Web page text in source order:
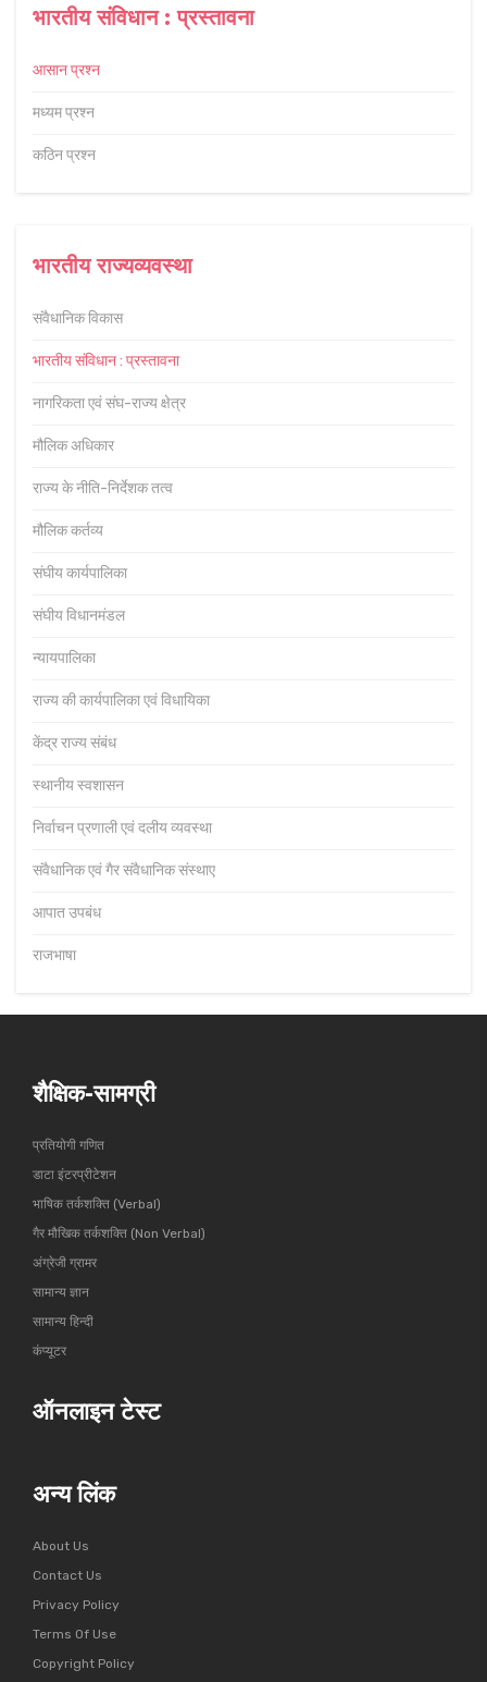
भारतीय संविधान : प्रस्तावना
आसान प्रश्न
मध्यम प्रश्न
कठिन प्रश्न
भारतीय राज्यव्यवस्था
संवैधानिक विकास
भारतीय संविधान : प्रस्तावना
नागरिकता एवं संघ-राज्य क्षेत्र
मौलिक अधिकार
राज्य के नीति-निर्देशक तत्व
मौलिक कर्तव्य
संघीय कार्यपालिका
संघीय विधानमंडल
न्यायपालिका
राज्य की कार्यपालिका एवं विधायिका
केंद्र राज्य संबंध
स्थानीय स्वशासन
निर्वाचन प्रणाली एवं दलीय व्यवस्था
संवैधानिक एवं गैर संवैधानिक संस्थाए
आपात उपबंध
राजभाषा
शैक्षिक-सामग्री
प्रतियोगी गणित
डाटा इंटरप्रीटेशन
भाषिक तर्कशक्ति (Verbal)
गैर मौखिक तर्कशक्ति (Non Verbal)
अंग्रेजी ग्रामर
सामान्य ज्ञान
सामान्य हिन्दी
कंप्यूटर
ऑनलाइन टेस्ट
अन्य लिंक
About Us
Contact Us
Privacy Policy
Terms Of Use
Copyright Policy